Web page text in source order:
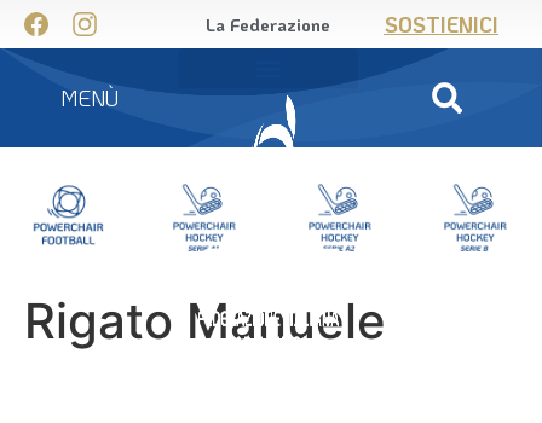
La Federazione SOSTIENICI
MENÙ
Rigato Manuele